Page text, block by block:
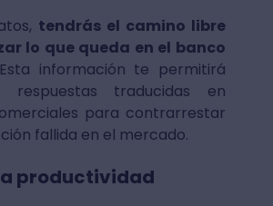
tendrás el camino libre
lo que queda en el banco
Esta información te permitirá
respuestas traducidas en
para contrarrestar
fallida en el mercado.
productividad